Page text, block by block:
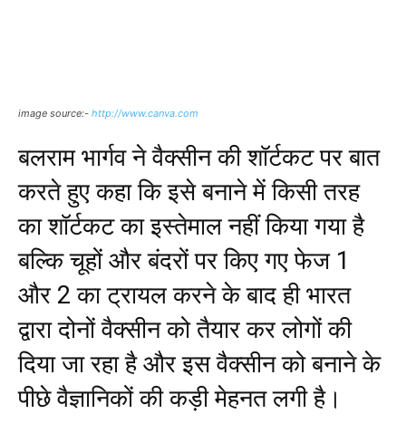
image source:- http://www.canva.com
बलराम भार्गव ने वैक्सीन की शॉर्टकट पर बात
करते हुए कहा कि इसे बनाने में किसी तरह
का शॉर्टकट का इस्तेमाल नहीं किया गया है
बल्कि चूहों और बंदरों पर किए गए फेज 1
और 2 का ट्रायल करने के बाद ही भारत
द्वारा दोनों वैक्सीन को तैयार कर लोगों की
दिया जा रहा है और इस वैक्सीन को बनाने के
पीछे वैज्ञानिकों की कड़ी मेहनत लगी है।